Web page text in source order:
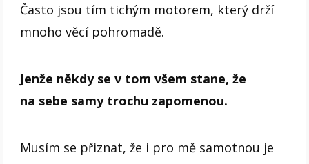
Často jsou tím tichým motorem, který drží
mnoho věcí pohromadě.
Jenže někdy se v tom všem stane, že
na sebe samy trochu zapomenou.
Musím se přiznat, že i pro mě samotnou je